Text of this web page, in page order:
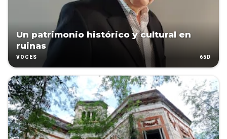
Un patrimonio histórico y cultural en
ruinas
VOCES 65D